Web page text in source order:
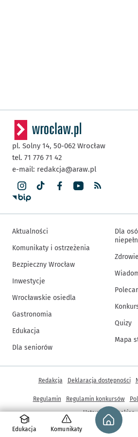
Edukacja Komunikaty
Strona
pl. Solny 14, 50-062 Wrocław
tel. 71 776 71 42
e-mail: redakcja@araw.pl
Aktualności
Komunikaty i ostrzeżenia
Bezpieczny Wrocław
Inwestycje
Wrocławskie osiedla
Gastronomia
Edukacja
Dla seniorów
Dla
Quizy
Mapa
© Copyright 2005-2026, ARAW S.A.,
Inne informacje
Redakcja Deklaracja dostępności
Regulamin Regulamin konkursów
Ustawienia cookies